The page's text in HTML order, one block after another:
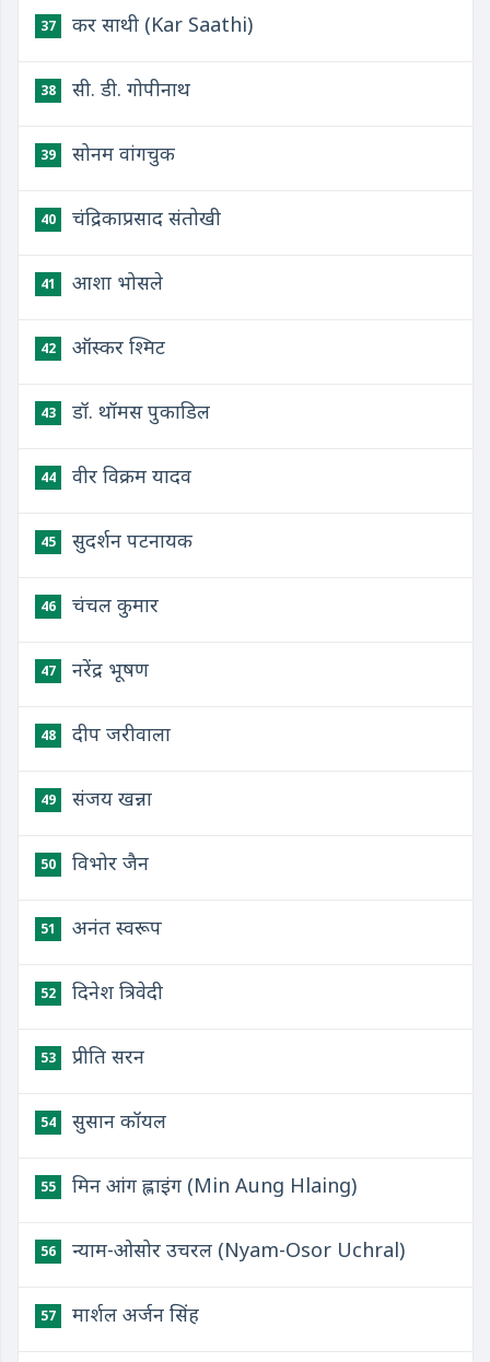
37 कर साथी (Kar Saathi)
38 सी. डी. गोपीनाथ
39 सोनम वांगचुक
40 चंद्रिकाप्रसाद संतोखी
41 आशा भोसले
42 ऑस्कर श्मिट
43 डॉ. थॉमस पुकाडिल
44 वीर विक्रम यादव
45 सुदर्शन पटनायक
46 चंचल कुमार
47 नरेंद्र भूषण
48 दीप जरीवाला
49 संजय खन्ना
50 विभोर जैन
51 अनंत स्वरूप
52 दिनेश त्रिवेदी
53 प्रीति सरन
54 सुसान कॉयल
55 मिन आंग ह्लाइंग (Min Aung Hlaing)
56 न्याम-ओसोर उचरल (Nyam-Osor Uchral)
57 मार्शल अर्जन सिंह